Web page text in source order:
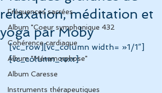
Fréquences sacrées
Album "Coeur symphonique 432
Cohérence cardiaque
Album "Métamorphose"
Album Caresse
Instruments thérapeutiques
relaxation, méditation et
yoga par Moby
[vc_row][vc_column width= »1/1″]
[vc_column_text]